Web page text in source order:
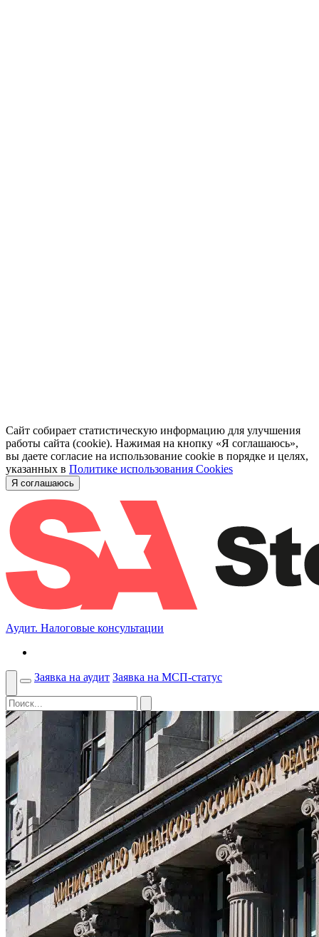
Сайт собирает статистическую информацию для улучшения
работы сайта (cookie). Нажимая на кнопку «Я соглашаюсь»,
вы даете согласие на использование cookie в порядке и целях,
указанных в Политике использования Cookies
Я соглашаюсь
Аудит. Налоговые консультации
Заявка на аудит Заявка на МСП-статус